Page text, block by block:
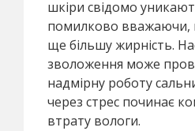
шкіри свідомо
помилково вважаючи,
ще більшу жирність.
зволоження може
надмірну роботу
через стрес починає
втрату вологи.